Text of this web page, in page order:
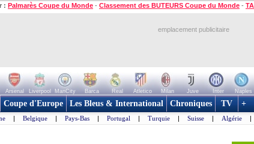
: Palmarès Coupe du Monde - Classement des BUTEURS Coupe du Monde -
emplacement publicitaire
Arsenal Liverpool ManCity Barca Real Atletico Milan Juve Inter Naples
Coupe d'Europe Les Bleus & International Chroniques TV +
| Belgique | Pays-Bas | Portugal | Turquie | Suisse | Algérie |